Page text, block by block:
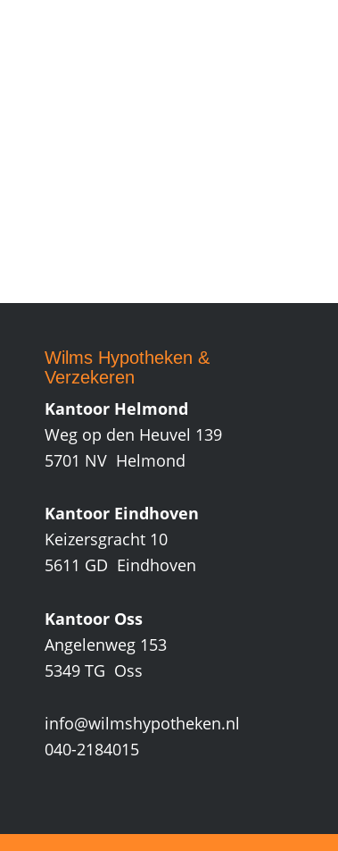
Wilms Hypotheken &
Verzekeren
Kantoor Helmond
Weg op den Heuvel 139
5701 NV Helmond
Kantoor Eindhoven
Keizersgracht 10
5611 GD Eindhoven
Kantoor Oss
Angelenweg 153
5349 TG Oss
info@wilmshypotheken.nl
040-2184015